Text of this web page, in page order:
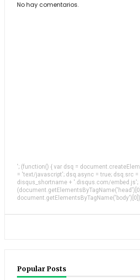
No hay comentarios.
'; (function() { var dsq =
= 'text/javascript'; dsq.async = true; dsq.src
disqus_shortname + '.disqus.com/embed.js';
(document.getElementsByTagName('head')[0]
Popular Posts